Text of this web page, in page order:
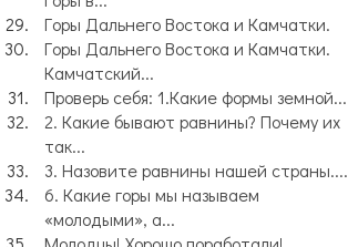
Горы Дальнего Востока и Камчатки.
Горы Дальнего Востока и Камчатки.
Камчатский...
Проверь себя: 1.Какие формы земной...
2. Какие бывают равнины? Почему их
так...
3. Назовите равнины нашей страны....
6. Какие горы мы называем
«молодыми», а...